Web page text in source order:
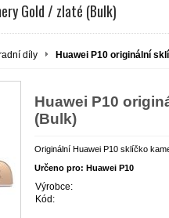
Gold / zlaté (Bulk)
díly Huawei P10 originální
Huawei P10
(Bulk)
Originální Huawei P10 sklíčko
Určeno pro: Huawei P10
Výrobce:
Kód: